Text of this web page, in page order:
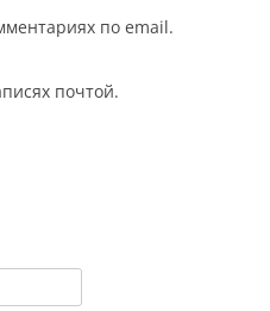
по email.
почтой.